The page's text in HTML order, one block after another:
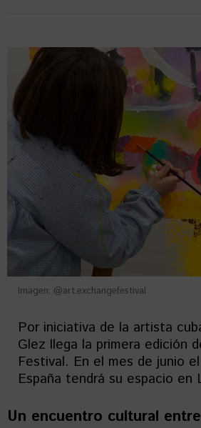
Imagen: @art.exchangefestival
Por iniciativa de la artista
Glez llega la primera edición
Festival. En el mes de junio
España tendrá su espacio en
Un encuentro cultural